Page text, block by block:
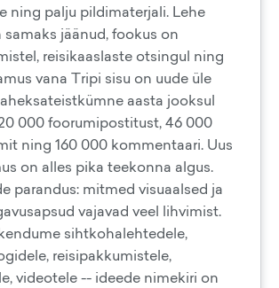
ning palju pildimaterjali. Lehe
jäänud, fookus on
reisikaaslaste otsingul ning
vana Tripi sisu on uude üle
aasta jooksul
000 foorumipostitust, 46 000
ning 160 000 kommentaari. Uus
on alles pika teekonna algus.
parandus: mitmed visuaalsed ja
vajavad veel lihvimist.
sihtkohalehtedele,
reisipakkumistele,
videotele -- ideede nimekiri on